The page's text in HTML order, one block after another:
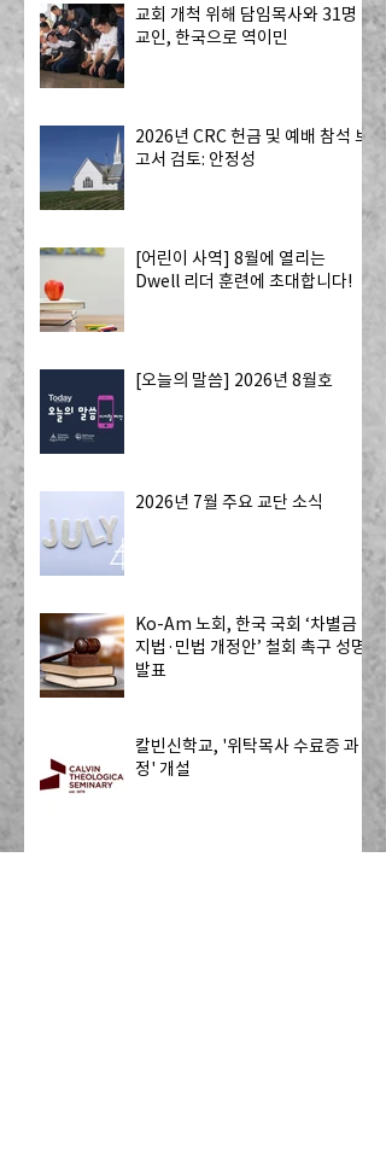
교회 개척 위해 담임목사와 31명
교인, 한국으로 역이민
2026년 CRC 헌금 및 예배 참석 보
고서 검토: 안정성
[어린이 사역] 8월에 열리는
Dwell 리더 훈련에 초대합니다!
[오늘의 말씀] 2026년 8월호
2026년 7월 주요 교단 소식
Ko-Am 노회, 한국 국회 ‘차별금
지법·민법 개정안’ 철회 촉구 성명
발표
칼빈신학교, '위탁목사 수료증 과
정' 개설